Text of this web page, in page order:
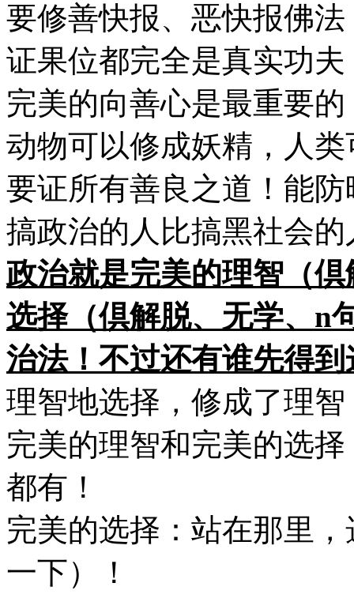
要修善快报、恶快报佛法
证果位都完全是真实功夫
完美的向善心是最重要的
动物可以修成妖精，人
要证所有善良之道！能防
搞政治的人比搞黑社会
政治就是完美的理智（
选择（倶解脱、无学、n
治法！不过还有谁先得
理智地选择，修成了理
完美的理智和完美的选
都有！
完美的选择：站在那里
一下）！